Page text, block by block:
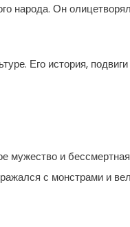
народа. Он
Его история,
мужество и
с монстрами и